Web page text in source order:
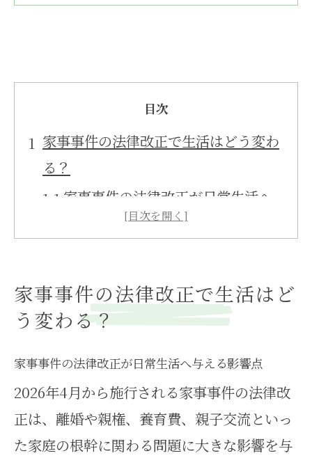
目次
家事事件の法律改正で生活はどう変わ
る？
家事事件の法律改正が日常生活へ
与える影響点
2026年4月以降の家事事件制度の
主な変更内容
家事事件の法改正で親子関係や養
育費は変わるか
家事事件手続法の改正が手続き簡
素化につながる理由
家事事件の法律改正で生活はど
う変わる？
家事事件の法律改正が日常生活へ与える影響点
2026年4月から施行される家事事件の法律改
正は、離婚や親権、養育費、親子交流といっ
た家庭の根幹に関わる問題に大きな影響を与